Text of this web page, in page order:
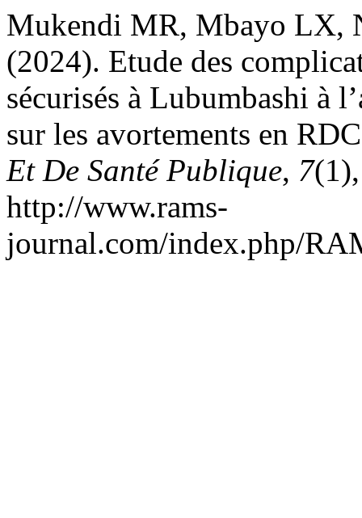
Mukendi MR, Mbayo LX,
(2024). Etude des
sécurisés à Lubumbashi à
sur les avortements en
Et De Santé Publique, 7
http://www.rams-
journal.com/index.php/